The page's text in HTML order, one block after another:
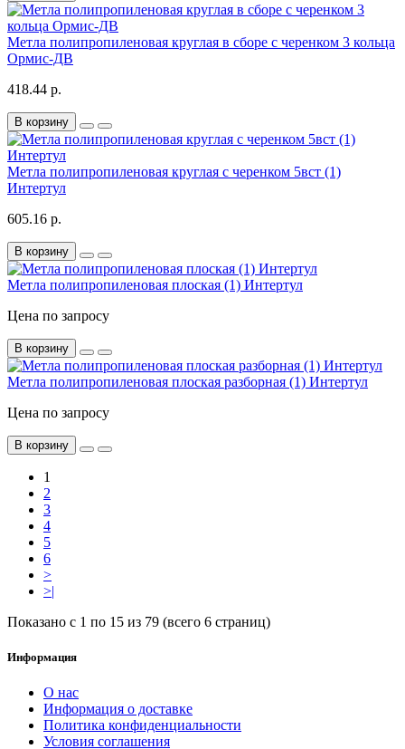
Метла полипропиленовая круглая в сборе с черенком 3 кольца
Ормис-ДВ
418.44 р.
В корзину
Метла полипропиленовая круглая с черенком 5вст (1)
Интертул
605.16 р.
В корзину
Метла полипропиленовая плоская (1) Интертул
Цена по запросу
В корзину
Метла полипропиленовая плоская разборная (1) Интертул
Цена по запросу
В корзину
1
2
3
4
5
6
>
>|
Показано с 1 по 15 из 79 (всего 6 страниц)
Информация
О нас
Информация о доставке
Политика конфиденциальности
Условия соглашения